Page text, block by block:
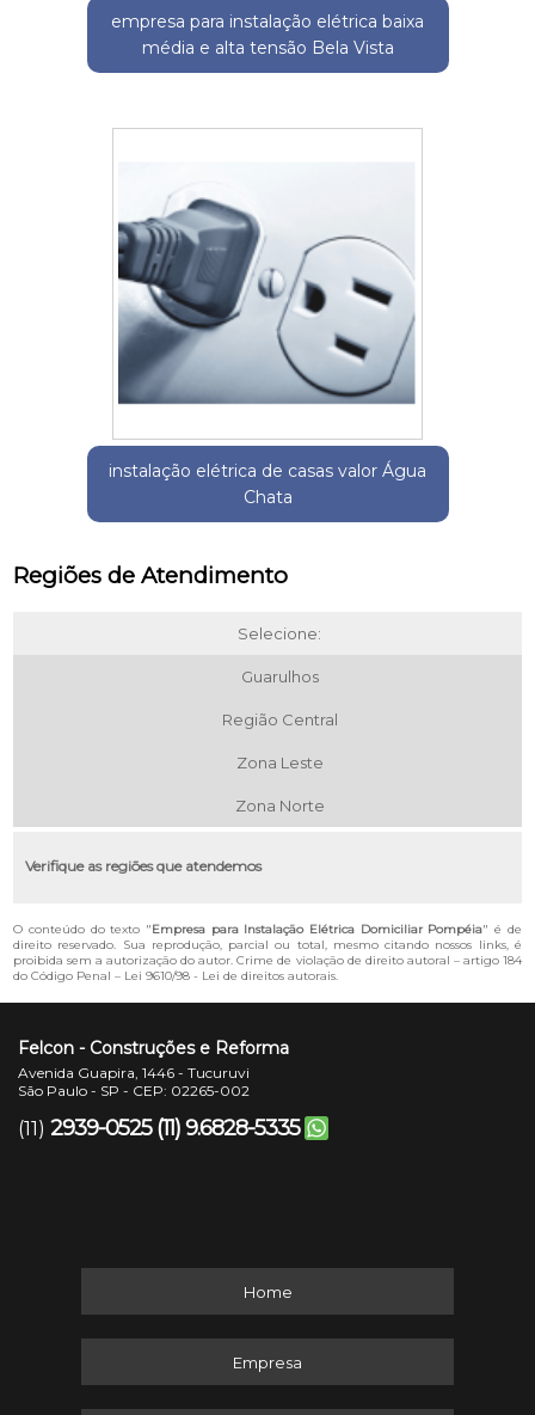
empresa para instalação elétrica baixa
média e alta tensão Bela Vista
instalação elétrica de casas valor Água
Chata
Regiões de Atendimento
Selecione:
Guarulhos
Região Central
Zona Leste
Zona Norte
Verifique as regiões que atendemos
O conteúdo do texto "Empresa para Instalação Elétrica Domiciliar Pompéia" é de
direito reservado. Sua reprodução, parcial ou total, mesmo citando nossos links, é
proibida sem a autorização do autor. Crime de violação de direito autoral – artigo 184
do Código Penal – Lei 9610/98 - Lei de direitos autorais
Felcon - Construções e Reforma
Avenida Guapira, 1446 - Tucuruvi
São Paulo - SP - CEP: 02265-002
(11) 2939-0525 (11) 9.6828-5335
Home
Empresa